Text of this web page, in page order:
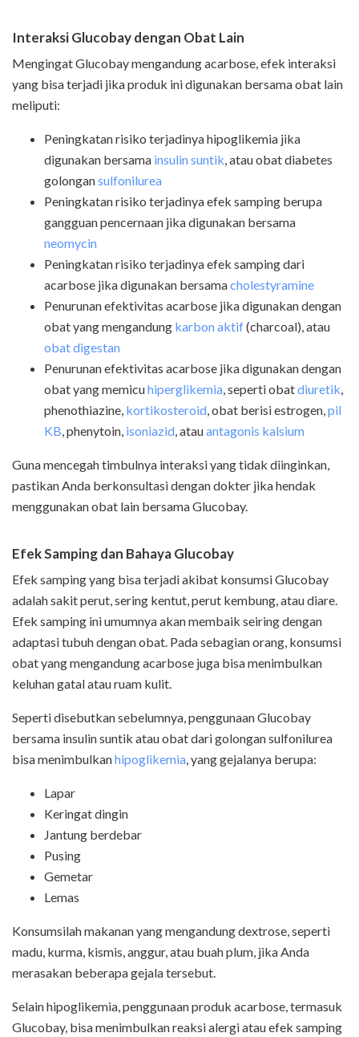
Interaksi Glucobay dengan Obat Lain
Mengingat Glucobay mengandung acarbose, efek interaksi
yang bisa terjadi jika produk ini digunakan bersama obat lain
meliputi:
Peningkatan risiko terjadinya hipoglikemia jika
digunakan bersama insulin suntik, atau obat diabetes
golongansulfonilurea
Peningkatan risiko terjadinya efek samping berupa
gangguan pencernaan jika digunakan bersama
neomycin
Peningkatan risiko terjadinya efek samping dari
acarbose jika digunakan bersamacholestyramine
Penurunan efektivitas acarbose jika digunakan dengan
obat yang mengandung karbon aktif(charcoal), atau
obat digestan
Penurunan efektivitas acarbose jika digunakan dengan
obat yang memicuhiperglikemia, seperti obatdiuretik,
phenothiazine, kortikosteroid, obat berisi estrogen,pil
KB, phenytoin, isoniazid, atauantagonis kalsium
Guna mencegah timbulnya interaksi yang tidak diinginkan,
pastikan Anda berkonsultasi dengan dokter jika hendak
menggunakan obat lain bersama Glucobay.
Efek Samping dan Bahaya Glucobay
Efek samping yang bisa terjadi akibat konsumsi Glucobay
adalah sakit perut, sering kentut, perut kembung, atau diare.
Efek samping ini umumnya akan membaik seiring dengan
adaptasi tubuh dengan obat. Pada sebagian orang, konsumsi
obat yang mengandung acarbose juga bisa menimbulkan
keluhan gatal atau ruam kulit.
Seperti disebutkan sebelumnya, penggunaan Glucobay
bersama insulin suntik atau obat dari golongan sulfonilurea
bisa menimbulkanhipoglikemia, yang gejalanya berupa:
Lapar
Keringat dingin
Jantung berdebar
Pusing
Gemetar
Lemas
Konsumsilah makanan yang mengandung dextrose, seperti
madu, kurma, kismis, anggur, atau buah plum, jika Anda
merasakan beberapa gejala tersebut.
Selain hipoglikemia, penggunaan produk acarbose, termasuk
Glucobay, bisa menimbulkan reaksi alergi atau efek samping